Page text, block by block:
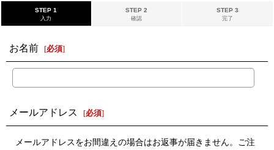
STEP 1
入力
STEP 2
確認
STEP 3
完了
お名前 [必須]
メールアドレス [必須]
メールアドレスをお間違えの場合はお返事が届きません。ご注